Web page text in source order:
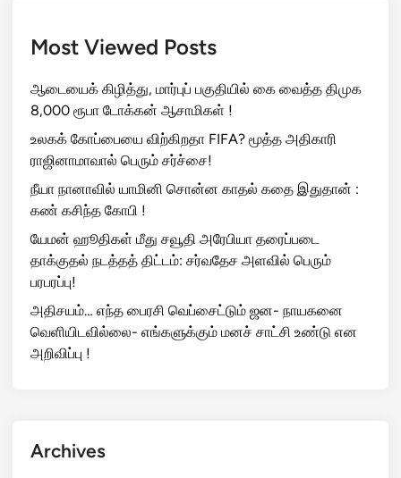
Most Viewed Posts
ஆடையைக் கிழித்து, மார்புப் பகுதியில் கை வைத்த திமுக
8,000 ரூபா டோக்கன் ஆசாமிகள் !
உலகக் கோப்பையை விற்கிறதா FIFA? மூத்த அதிகாரி
ராஜினாமாவால் பெரும் சர்ச்சை!
நீயா நானாவில் யாமினி சொன்ன காதல் கதை இதுதான் :
கண் கசிந்த கோபி !
யேமன் ஹூதிகள் மீது சவூதி அரேபியா தரைப்படை
தாக்குதல் நடத்தத் திட்டம்: சர்வதேச அளவில் பெரும்
பரபரப்பு!
அதிசயம்… எந்த பைரசி வெப்சைட்டும் ஜன- நாயகனை
வெளியிடவில்லை- எங்களுக்கும் மனச் சாட்சி உண்டு என
அறிவிப்பு !
Archives